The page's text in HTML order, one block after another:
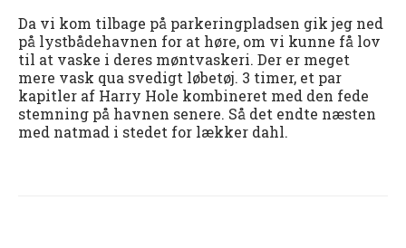
Da vi kom tilbage på parkeringpladsen gik jeg ned
på lystbådehavnen for at høre, om vi kunne få lov
til at vaske i deres møntvaskeri. Der er meget
mere vask qua svedigt løbetøj. 3 timer, et par
kapitler af Harry Hole kombineret med den fede
stemning på havnen senere. Så det endte næsten
med natmad i stedet for lækker dahl.